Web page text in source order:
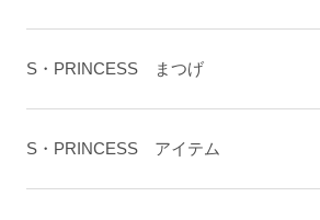
S・PRINCESS まつげ
S・PRINCESS アイテム